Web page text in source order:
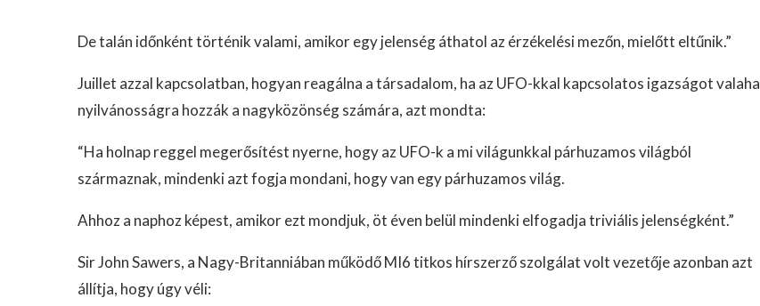
De talán időnként történik valami, amikor egy jelenség áthatol az érzékelési mezőn, mielőtt eltűnik.”
Juillet azzal kapcsolatban, hogyan reagálna a társadalom, ha az UFO-kkal kapcsolatos igazságot valaha
nyilvánosságra hozzák a nagyközönség számára, azt mondta:
“Ha holnap reggel megerősítést nyerne, hogy az UFO-k a mi világunkkal párhuzamos világból
származnak, mindenki azt fogja mondani, hogy van egy párhuzamos világ.
Ahhoz a naphoz képest, amikor ezt mondjuk, öt éven belül mindenki elfogadja triviális jelenségként.”
Sir John Sawers, a Nagy-Britanniában működő MI6 titkos hírszerző szolgálat volt vezetője azonban azt
állítja, hogy úgy véli: